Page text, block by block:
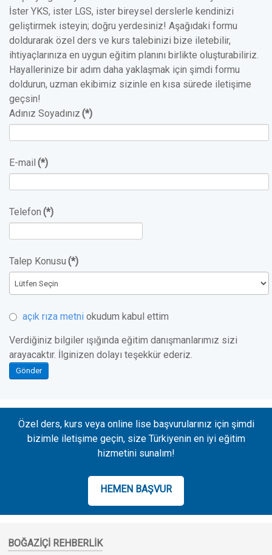
İster YKS, ister LGS, ister bireysel derslerle kendinizi
geliştirmek isteyin; doğru yerdesiniz! Aşağıdaki formu
doldurarak özel ders ve kurs talebinizi bize iletebilir,
ihtiyaçlarınıza en uygun eğitim planını birlikte oluşturabiliriz.
Hayallerinize bir adım daha yaklaşmak için şimdi formu
doldurun, uzman ekibimiz sizinle en kısa sürede iletişime
geçsin!
Adınız Soyadınız (*)
E-mail (*)
Telefon (*)
Talep Konusu (*)
açık rıza metni okudum kabul ettim
Verdiğiniz bilgiler ışığında eğitim danışmanlarımız sizi
arayacaktır. İlginizen dolayı teşekkür ederiz.
Gönder
Özel ders, kurs veya online lise başvurularınız için şimdi
bizimle iletişime geçin, size Türkiyenin en iyi eğitim
hizmetini sunalım!
HEMEN BAŞVUR
BOĞAZIÇI REHBERLIK